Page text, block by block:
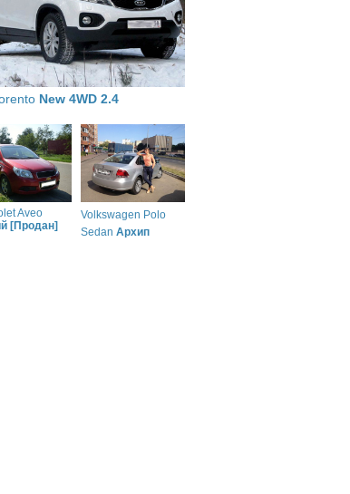
New 4WD 2.4
Aveo
[Продан]
Volkswagen Polo
Sedan Архип